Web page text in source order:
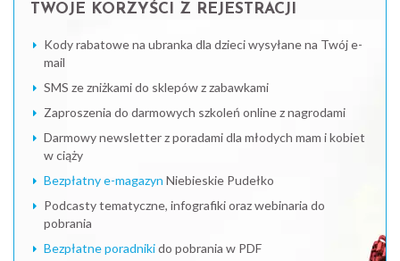
TWOJE KORZYŚCI Z REJESTRACJI
Kody rabatowe na ubranka dla dzieci wysyłane na Twój e-
mail
SMS ze zniżkami do sklepów z zabawkami
Zaproszenia do darmowych szkoleń online z nagrodami
Darmowy newsletter z poradami dla młodych mam i kobiet
w ciąży
Bezpłatny e-magazyn Niebieskie Pudełko
Podcasty tematyczne, infografiki oraz webinaria do
pobrania
Bezpłatne poradnikido pobrania w PDF